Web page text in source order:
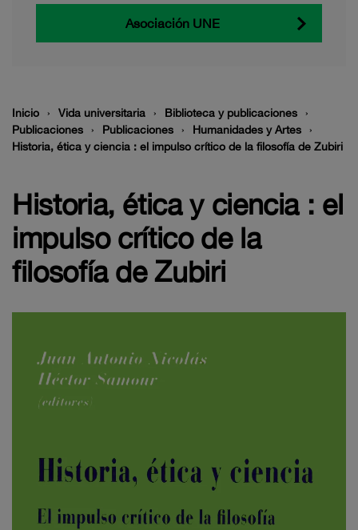
Asociación UNE
Inicio Vida universitaria
Biblioteca y publicaciones
Publicaciones
Publicaciones
Humanidades y Artes
Historia, ética y ciencia : el impulso crítico de la filosofía de Zubiri
Historia, ética y ciencia : el
impulso crítico de la
filosofía de Zubiri